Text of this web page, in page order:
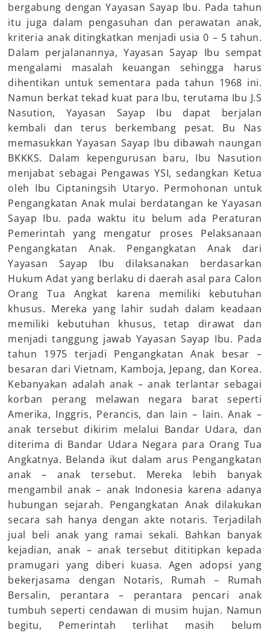
bergabung dengan Yayasan Sayap Ibu. Pada tahun
itu juga dalam pengasuhan dan perawatan anak,
kriteria anak ditingkatkan menjadi usia 0 – 5 tahun.
Dalam perjalanannya, Yayasan Sayap Ibu sempat
mengalami masalah keuangan sehingga harus
dihentikan untuk sementara pada tahun 1968 ini.
Namun berkat tekad kuat para Ibu, terutama Ibu J.S
Nasution, Yayasan Sayap Ibu dapat berjalan
kembali dan terus berkembang pesat. Bu Nas
memasukkan Yayasan Sayap Ibu dibawah naungan
BKKKS. Dalam kepengurusan baru, Ibu Nasution
menjabat sebagai Pengawas YSI, sedangkan Ketua
oleh Ibu Ciptaningsih Utaryo. Permohonan untuk
Pengangkatan Anak mulai berdatangan ke Yayasan
Sayap Ibu. pada waktu itu belum ada Peraturan
Pemerintah yang mengatur proses Pelaksanaan
Pengangkatan Anak. Pengangkatan Anak dari
Yayasan Sayap Ibu dilaksanakan berdasarkan
Hukum Adat yang berlaku di daerah asal para Calon
Orang Tua Angkat karena memiliki kebutuhan
khusus. Mereka yang lahir sudah dalam keadaan
memiliki kebutuhan khusus, tetap dirawat dan
menjadi tanggung jawab Yayasan Sayap Ibu. Pada
tahun 1975 terjadi Pengangkatan Anak besar –
besaran dari Vietnam, Kamboja, Jepang, dan Korea.
Kebanyakan adalah anak – anak terlantar sebagai
korban perang melawan negara barat seperti
Amerika, Inggris, Perancis, dan lain – lain. Anak –
anak tersebut dikirim melalui Bandar Udara, dan
diterima di Bandar Udara Negara para Orang Tua
Angkatnya. Belanda ikut dalam arus Pengangkatan
anak – anak tersebut. Mereka lebih banyak
mengambil anak – anak Indonesia karena adanya
hubungan sejarah. Pengangkatan Anak dilakukan
secara sah hanya dengan akte notaris. Terjadilah
jual beli anak yang ramai sekali. Bahkan banyak
kejadian, anak – anak tersebut dititipkan kepada
pramugari yang diberi kuasa. Agen adopsi yang
bekerjasama dengan Notaris, Rumah – Rumah
Bersalin, perantara – perantara pencari anak
tumbuh seperti cendawan di musim hujan. Namun
begitu, Pemerintah terlihat masih belum